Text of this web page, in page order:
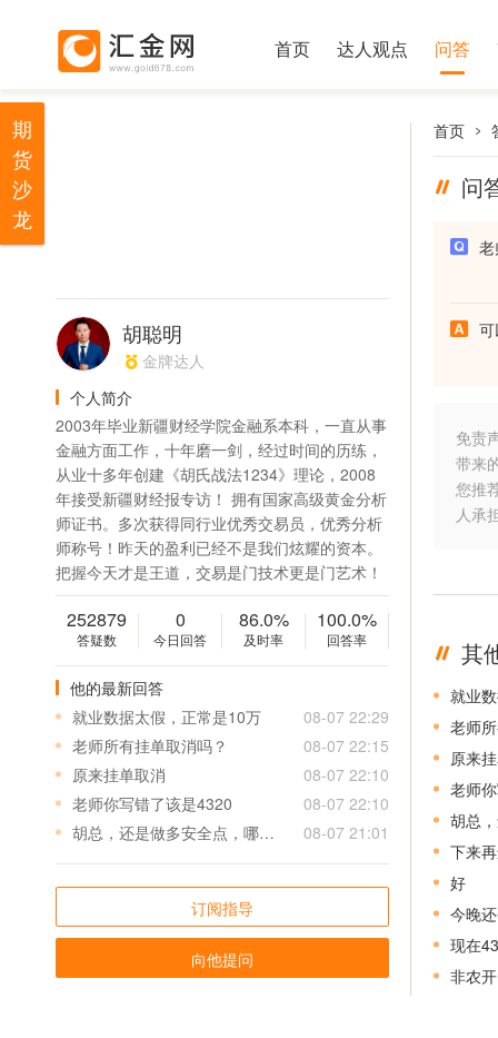
首页 达人观点 问答
胡聪明
金牌达人
个人简介
2003年毕业新疆财经学院金融系本科，一直从事
金融方面工作，十年磨一剑，经过时间的历练，
从业十多年创建《胡氏战法1234》理论，2008
年接受新疆财经报专访！ 拥有国家高级黄金分析
师证书。多次获得同行业优秀交易员，优秀分析
师称号！昨天的盈利已经不是我们炫耀的资本。
把握今天才是王道，交易是门技术更是门艺术！
252879
答疑数
0
今日回答
86.0%
及时率
100.0%
回答率
他的最新回答
就业数据太假，正常是10万
08-07 22:29
老师所有挂单取消吗？
08-07 22:15
原来挂单取消
08-07 22:10
老师你写错了该是4320
08-07 22:10
胡总，还是做多安全点，哪里还能接多？谢谢。
08-07 21:01
订阅指导
向他提问
首页
问
免责
带来
您推
人承
其
就业
老师
原来
老师
胡总
下来
好
今晚
现在
非农
期
货
沙
龙